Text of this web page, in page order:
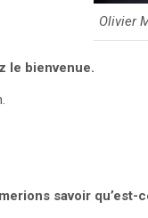
Olivier
le bienvenue.
savoir qu’est-